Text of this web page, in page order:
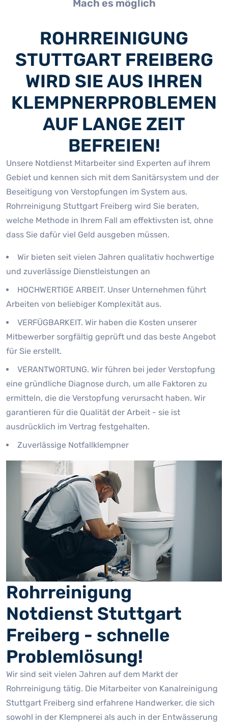
Mach es möglich
ROHRREINIGUNG
STUTTGART FREIBERG
WIRD SIE AUS IHREN
KLEMPNERPROBLEMEN
AUF LANGE ZEIT
BEFREIEN!
Unsere Notdienst Mitarbeiter sind Experten auf ihrem
Gebiet und kennen sich mit dem Sanitärsystem und der
Beseitigung von Verstopfungen im System aus.
Rohrreinigung Stuttgart Freiberg wird Sie beraten,
welche Methode in Ihrem Fall am effektivsten ist, ohne
dass Sie dafür viel Geld ausgeben müssen.
Wir bieten seit vielen Jahren qualitativ hochwertige
und zuverlässige Dienstleistungen an
HOCHWERTIGE ARBEIT. Unser Unternehmen führt
Arbeiten von beliebiger Komplexität aus.
VERFÜGBARKEIT. Wir haben die Kosten unserer
Mitbewerber sorgfältig geprüft und das beste Angebot
für Sie erstellt.
VERANTWORTUNG. Wir führen bei jeder Verstopfung
eine gründliche Diagnose durch, um alle Faktoren zu
ermitteln, die die Verstopfung verursacht haben. Wir
garantieren für die Qualität der Arbeit - sie ist
ausdrücklich im Vertrag festgehalten.
Zuverlässige Notfallklempner
Rohrreinigung
Notdienst Stuttgart
Freiberg - schnelle
Problemlösung!
Wir sind seit vielen Jahren auf dem Markt der
Rohrreinigung tätig. Die Mitarbeiter von Kanalreinigung
Stuttgart Freiberg sind erfahrene Handwerker, die sich
sowohl in der Klempnerei als auch in der Entwässerung